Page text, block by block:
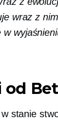
wraz z
od
stanie